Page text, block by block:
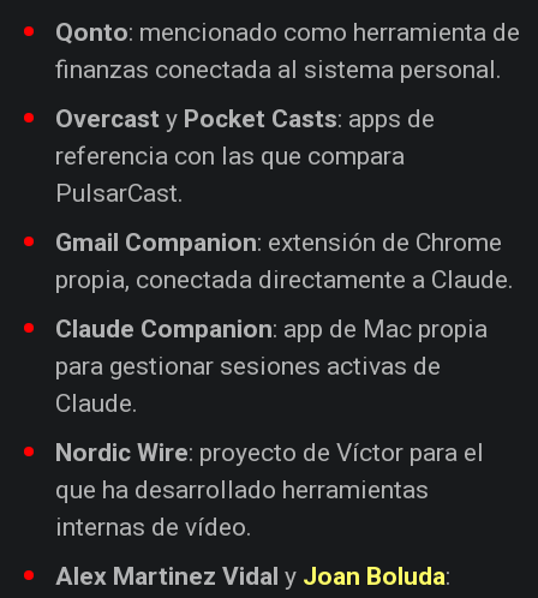
Qonto: mencionado como herramienta de
finanzas conectada al sistema personal.
Overcast y Pocket Casts: apps de
referencia con las que compara
PulsarCast.
Gmail Companion: extensión de Chrome
propia, conectada directamente a Claude.
Claude Companion: app de Mac propia
para gestionar sesiones activas de
Claude.
Nordic Wire: proyecto de Víctor para el
que ha desarrollado herramientas
internas de vídeo.
Alex Martinez Vidal y Joan Boluda: